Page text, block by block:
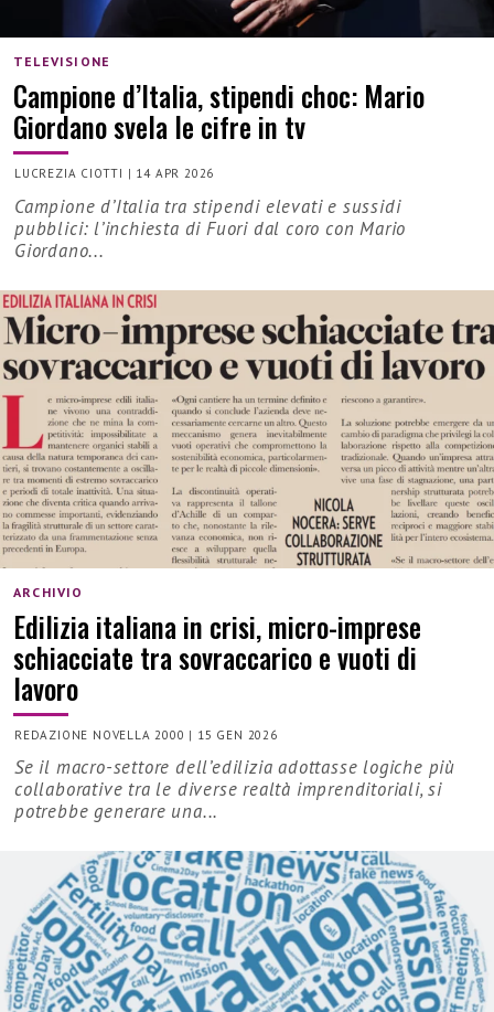
TELEVISIONE
Campione d’Italia, stipendi choc: Mario
Giordano svela le cifre in tv
LUCREZIA CIOTTI | 14 APR 2026
Campione d’Italia tra stipendi elevati e sussidi
pubblici: l’inchiesta di Fuori dal coro con Mario
Giordano...
ARCHIVIO
Edilizia italiana in crisi, micro-imprese
schiacciate tra sovraccarico e vuoti di
lavoro
REDAZIONE NOVELLA 2000 | 15 GEN 2026
Se il macro-settore dell’edilizia adottasse logiche più
collaborative tra le diverse realtà imprenditoriali, si
potrebbe generare una...